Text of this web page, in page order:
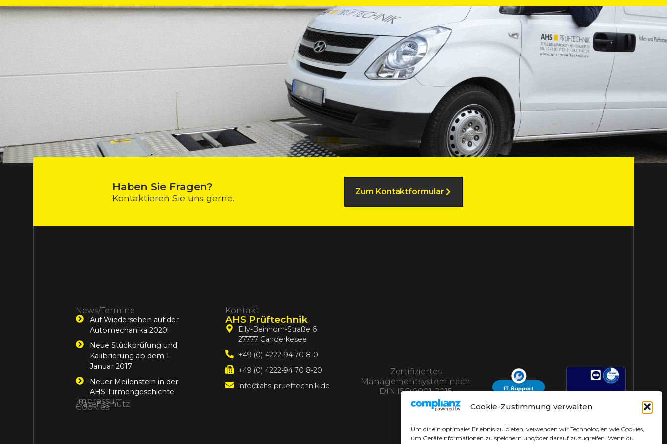
Cookie-Zustimmung verwalten
Um dir ein optimales Erlebnis zu bieten, verwenden wir Technologien wie Cookies,
um Geräteinformationen zu speichern und/oder darauf zuzugreifen. Wenn du
Haben Sie Fragen?
Kontaktieren Sie uns gerne.
Zum Kontaktformular
News/Termine
Auf Wiedersehen auf der
Automechanika 2020!
Neue Stückprüfung und
Kalibrierung ab dem 1.
Januar 2017
Neuer Meilenstein in der
AHS-Firmengeschichte
Impressum
Datenschutz
Cookies
Kontakt
AHS Prüftechnik
Elly-Beinhorn-Straße 6
27777 Ganderkesee
+49 (0) 4222-94 70 8-0
+49 (0) 4222-94 70 8-20
info@ahs-prueftechnik.de
Zertifiziertes
Managementsystem nach
DIN ISO 9001-2015
AHS-Helpdesk